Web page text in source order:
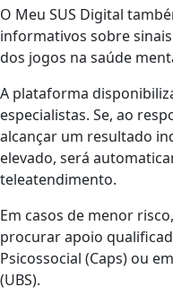
O Meu SUS Digital
informativos sobre
dos jogos na saúde
A plataforma
especialistas. Se, ao
alcançar um resultado
elevado, será
teleatendimento.
Em casos de menor
procurar apoio
Psicossocial (Caps) ou
(UBS).